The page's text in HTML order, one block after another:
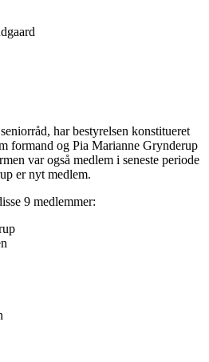
har bestyrelsen konstitueret
formand og Pia Marianne Grynderup
var også medlem i seneste periode
er nyt medlem.
9 medlemmer: